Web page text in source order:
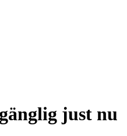
just nu